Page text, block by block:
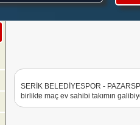
SERİK BELEDİYESPOR -
birlikte maç ev sahibi takımın